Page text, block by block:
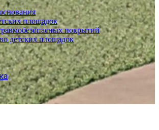
площадок
покрытий
детских площадок